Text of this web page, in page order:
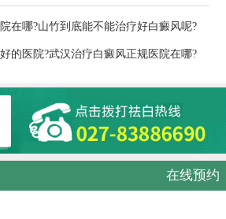
在哪?山竹到底能不能治疗好白癜风呢?
的医院?武汉治疗白癜风正规医院在哪?
在线预约